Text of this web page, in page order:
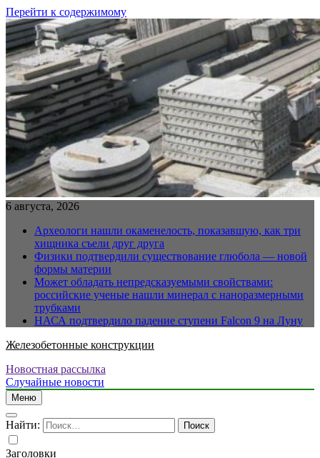
Перейти к содержимому
6 августа, 2026
Археологи нашли окаменелость, показавшую, как три
хищника съели друг друга
Физики подтвердили существование глюбола — новой
формы материи
Может обладать непредсказуемыми свойствами:
российские ученые нашли минерал с наноразмерными
трубками
НАСА подтвердило падение ступени Falcon 9 на Луну
Железобетонные конструкции
Новостная рассылка
Случайные новости
Меню
Найти:
Заголовки